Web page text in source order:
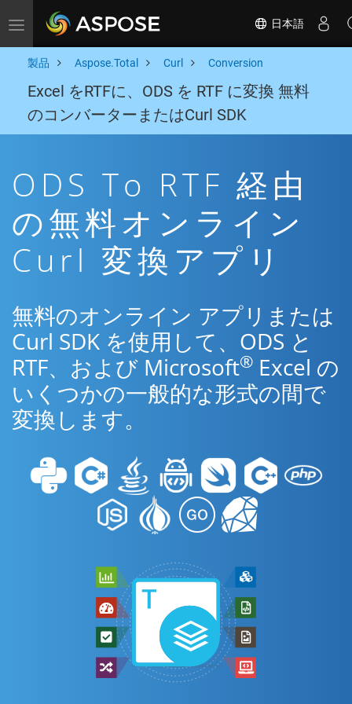
Toggle navigation 日本語
製品 Aspose.Total Curl Conversion
Excel をRTFに、ODS を RTF に変換 無料
のコンバーターまたはCurl SDK
ODS To RTF 経由
の無料オンライン
Curl 変換アプリ
無料のオンライン アプリまたは
Curl SDK を使用して、ODS と
RTF、および Microsoft® Excel の
いくつかの一般的な形式の間で
変換します。